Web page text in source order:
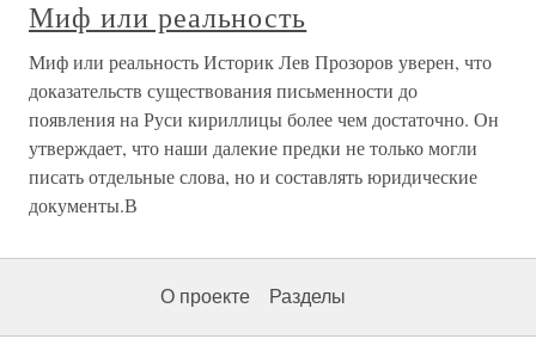
Миф или реальность
Миф или реальность Историк Лев Прозоров уверен, что
доказательств существования письменности до
появления на Руси кириллицы более чем достаточно. Он
утверждает, что наши далекие предки не только могли
писать отдельные слова, но и составлять юридические
документы.В
О проекте Разделы